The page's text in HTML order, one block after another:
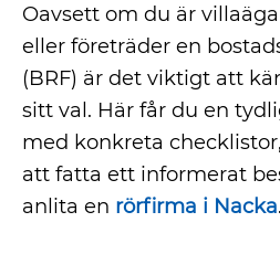
Oavsett om du är
eller företräder en
(BRF) är det viktigt att
sitt val. Här får du en
med konkreta
att fatta ett informerat
anlita en rörfirma i Nacka.